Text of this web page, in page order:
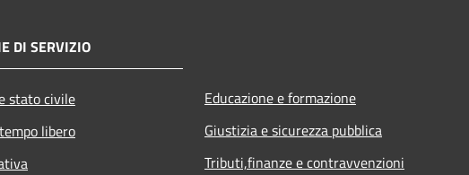
DI SERVIZIO
stato civile
libero
Educazione e formazione
Giustizia e sicurezza pubblica
Tributi,finanze e contravvenzioni